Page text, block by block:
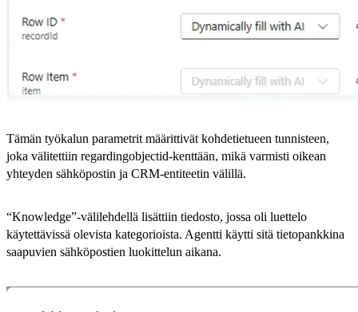
Tämän työkalun parametrit määrittivät kohdetietueen tunnisteen,
joka välitettiin regardingobjectid-kenttään, mikä varmisti oikean
yhteyden sähköpostin ja CRM-entiteetin välillä.
“Knowledge”-välilehdellä lisättiin tiedosto, jossa oli luettelo
käytettävissä olevista kategorioista. Agentti käytti sitä tietopankkina
saapuvien sähköpostien luokittelun aikana.